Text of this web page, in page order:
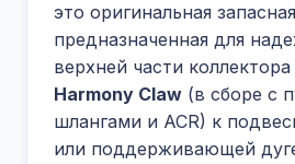
это оригинальная
предназначенная для
верхней части коллектора
Harmony Claw (в сборе с
шлангами и ACR) к
или поддерживающей